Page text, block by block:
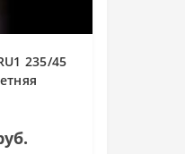
235/45